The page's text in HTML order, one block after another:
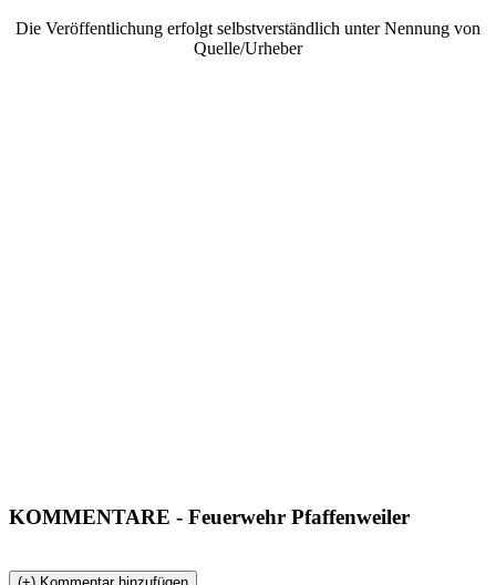
Die Veröffentlichung erfolgt selbstverständlich unter Nennung von
Quelle/Urheber
KOMMENTARE - Feuerwehr Pfaffenweiler